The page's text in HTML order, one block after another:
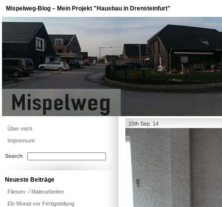
Mispelweg-Blog – Mein Projekt "Hausbau in Drensteinfurt"
15th Sep. 14
Über mich
Impressum
Search
Neueste Beiträge
Fliesen- / Malerarbeiten
Ein Monat vor Fertigstellung